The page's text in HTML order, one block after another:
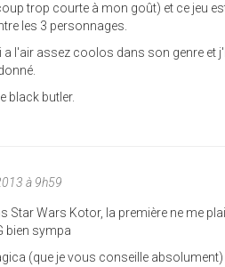
trop courte à mon goût) et ce jeu
les 3 personnages.
l'air assez coolos dans son genre et
black butler.
à 9h59
Star Wars Kotor, la première ne me
bien sympa
(que je vous conseille absolument)